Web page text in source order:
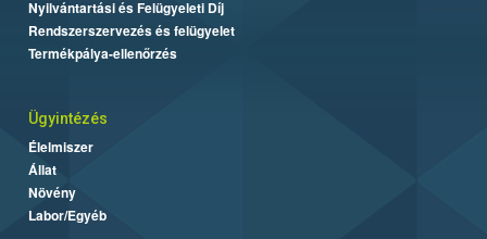
Nyilvántartási és Felügyeleti Díj
Rendszerszervezés és felügyelet
Termékpálya-ellenőrzés
Ügyintézés
Élelmiszer
Állat
Növény
Labor/Egyéb